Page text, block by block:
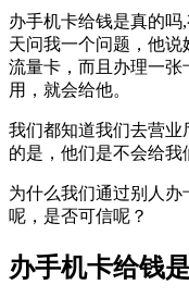
办手机卡给钱是真的
天问我一个问题，他
流量卡，而且办理一张
用，就会给他。
我们都知道我们去营
的是，他们是不会给我
为什么我们通过别人
呢，是否可信呢？
办手机卡给钱